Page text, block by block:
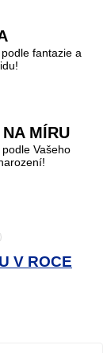
fantazie a
MÍRU
Vašeho
V ROCE